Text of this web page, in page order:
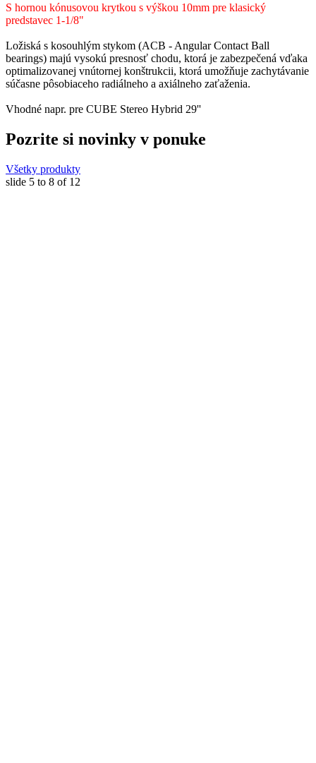
S hornou kónusovou krytkou s výškou 10mm pre klasický
predstavec 1-1/8"
Ložiská s kosouhlým stykom (ACB - Angular Contact Ball
bearings) majú vysokú presnosť chodu, ktorá je zabezpečená vďaka
optimalizovanej vnútornej konštrukcii, ktorá umožňuje zachytávanie
súčasne pôsobiaceho radiálneho a axiálneho zaťaženia.
Vhodné napr. pre CUBE Stereo Hybrid 29''
Pozrite si novinky v ponuke
Všetky produkty
slide 5 to 8 of 12